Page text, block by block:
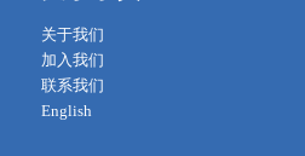
关于我们
加入我们
联系我们
English